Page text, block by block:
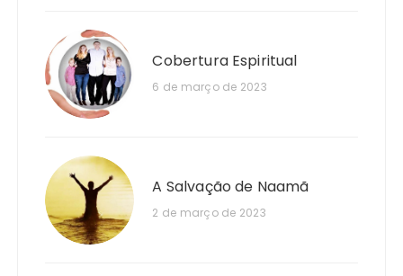
Cobertura Espiritual
6 de março de 2023
A Salvação de Naamã
2 de março de 2023